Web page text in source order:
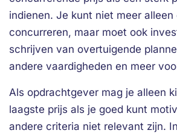
indienen. Je kunt niet meer alleen
concurreren, maar moet ook
schrijven van overtuigende
andere vaardigheden en meer
Als opdrachtgever mag je alleen
laagste prijs als je goed kunt
andere criteria niet relevant zijn.